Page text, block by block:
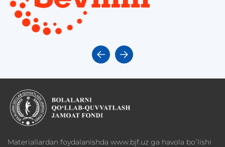
Materiallardan foydalanishda www.bjf.uz ga havola boʻlishi